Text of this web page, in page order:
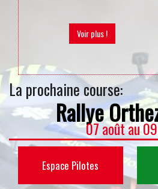
Voir plus !
La prochaine course:
Rallye
07 aoûtau
Espace Pilotes